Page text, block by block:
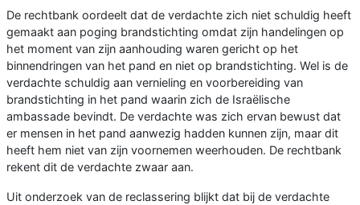
De rechtbank oordeelt dat de verdachte zich niet schuldig heeft
gemaakt aan poging brandstichting omdat zijn handelingen op
het moment van zijn aanhouding waren gericht op het
binnendringen van het pand en niet op brandstichting. Wel is de
verdachte schuldig aan vernieling en voorbereiding van
brandstichting in het pand waarin zich de Israëlische
ambassade bevindt. De verdachte was zich ervan bewust dat
er mensen in het pand aanwezig hadden kunnen zijn, maar dit
heeft hem niet van zijn voornemen weerhouden. De rechtbank
rekent dit de verdachte zwaar aan.
Uit onderzoek van de reclassering blijkt dat bij de verdachte